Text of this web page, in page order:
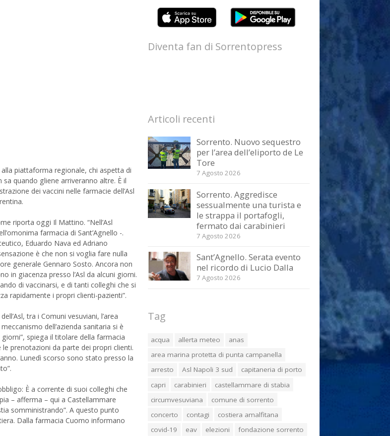
piattaforma regionale, chi aspetta di
quando gliene arriveranno altre. È il
dei vaccini nelle farmacie dell’Asl
riporta oggi Il Mattino. “Nell’Asl
farmacia di Sant’Agnello -.
Eduardo Nava ed Adriano
è che non si voglia fare nulla
generale Gennaro Sosto. Ancora non
in giacenza presso l’Asl da alcuni giorni.
di vaccinarsi, e di tanti colleghi che si
rapidamente i propri clienti-pazienti”.
tra i Comuni vesuviani, l’area
dell’azienda sanitaria si è
spiega il titolare della farmacia
prenotazioni da parte dei propri clienti.
Lunedì scorso sono stato presso la
È a corrente di suoi colleghi che
– afferma – qui a Castellammare
somministrando”. A questo punto
Dalla farmacia Cuomo informano
Diventa fan di Sorrentopress
Articoli recenti
Sorrento. Nuovo sequestro
per l’area dell’eliporto de Le
Tore
7 Agosto 2026
Sorrento. Aggredisce
sessualmente una turista e
le strappa il portafogli,
fermato dai carabinieri
7 Agosto 2026
Sant’Agnello. Serata evento
nel ricordo di Lucio Dalla
7 Agosto 2026
Tag
acqua allerta meteo
anas
area marina protetta di punta campanella
arresto
Asl Napoli 3 sud
capitaneria di porto
capri
carabinieri
castellammare di stabia
circumvesuviana
comune di sorrento
concerto
contagi
costiera amalfitana
covid-19
eav elezioni
fondazione sorrento